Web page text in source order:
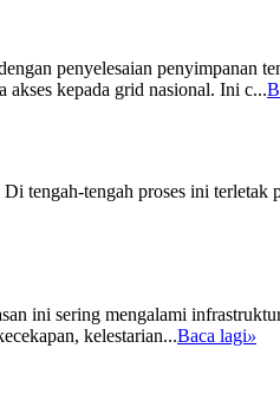
penyelesaian penyimpanan
kepada grid nasional. Ini c...
tengah-tengah proses ini terletak
ini sering mengalami
kelestarian...Baca lagi»